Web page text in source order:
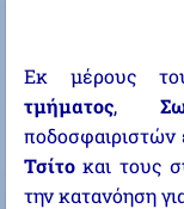
Εκ μέρους
τμήματος,
Τσίτοκαι τους
την κατανόηση